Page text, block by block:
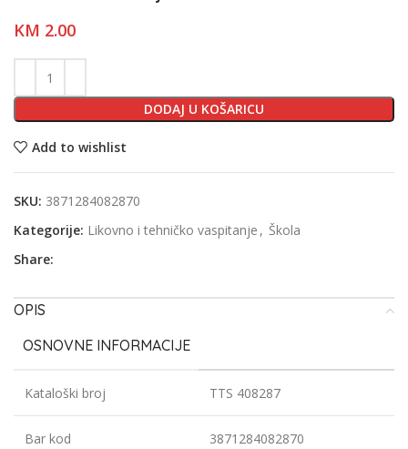
KM 2.00
DODAJ U KOŠARICU
Add to wishlist
SKU: 3871284082870
Kategorije: Likovno i tehničko vaspitanje , Škola
Share:
OPIS
OSNOVNE INFORMACIJE
Kataloški broj TTS 408287
Bar kod 3871284082870